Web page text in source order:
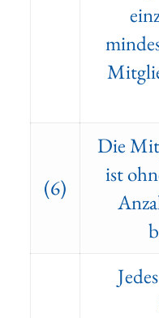
(6)
Die
ist